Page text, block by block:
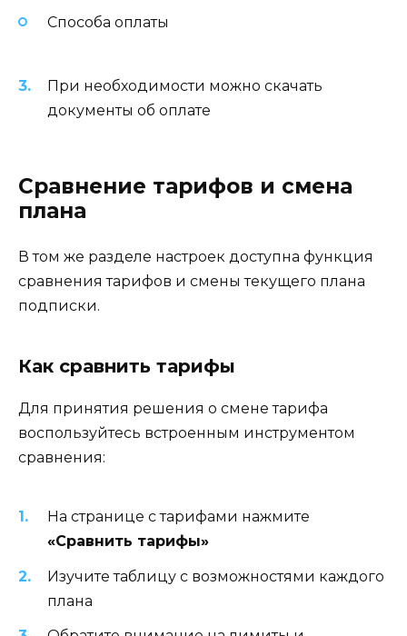
Способа оплаты
При необходимости можно скачать
документы об оплате
Сравнение тарифов и смена
плана
В том же разделе настроек доступна функция
сравнения тарифов и смены текущего плана
подписки.
Как сравнить тарифы
Для принятия решения о смене тарифа
воспользуйтесь встроенным инструментом
сравнения:
На странице с тарифами нажмите
«Сравнить тарифы»
Изучите таблицу с возможностями каждого
плана